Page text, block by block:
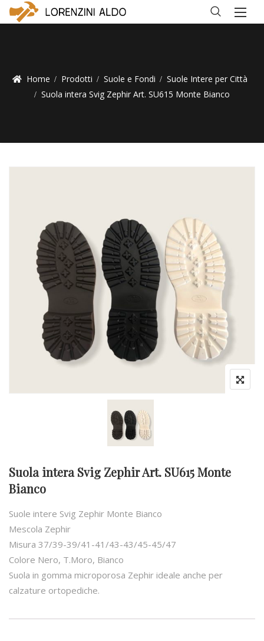
Home Prodotti Suole e Fondi
Suole Intere per Città
Suola intera Svig Zephir Art. SU615 Monte Bianco
Suola intera Svig Zephir Art. SU615 Monte
Bianco
Suole intere Svig Zephir Monte Bianco
Mescola Zephir
Misura 37/39-39/41-41/43-43/45-45/47
Colore Nero, T.Moro, Bianco
Suola in gomma microporosa Zephir ideale anche per
calzature ortopediche.